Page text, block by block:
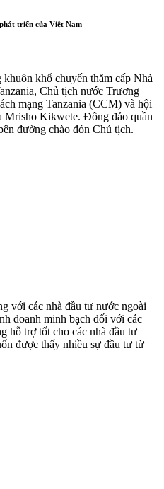
triển của Việt Nam
khổ chuyến thăm cấp Nhà
Chủ tịch nước Trương
mạng Tanzania (CCM) và hội
Mrisho Kikwete. Đông đảo quần
đường chào đón Chủ tịch.
với các nhà đầu tư nước ngoài
doanh minh bạch đối với các
hỗ trợ tốt cho các nhà đầu tư
được thấy nhiều sự đầu tư từ